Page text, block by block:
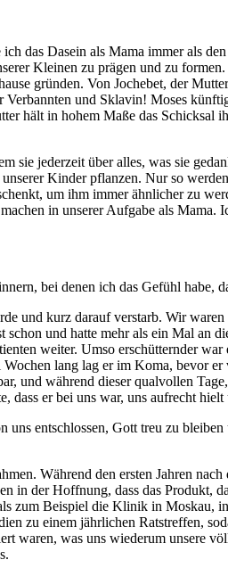
das Dasein als Mama immer als
Kleinen zu prägen und zu
gründen. Von Jochebet, der
und Sklavin! Moses
hält in hohem Maße das
sie jederzeit über alles, was sie
Kinder pflanzen. Nur so
um ihm immer ähnlicher zu
in unserer Aufgabe als
bei denen ich das Gefühl habe,
und kurz darauf verstarb. Wir
und hatte mehr als ein Mal
weiter. Umso erschütternder
lang lag er im Koma, bevor
und während dieser qualvollen
er bei uns war, uns aufrecht
entschlossen, Gott treu zu
Während den ersten Jahren
in der Hoffnung, dass das
zum Beispiel die Klinik in Moskau,
zu einem jährlichen Ratstreffen,
waren, was uns wiederum unsere